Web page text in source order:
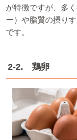
が特徴ですが、多
ー）や脂質の摂り
です。
2-2. 鶏卵